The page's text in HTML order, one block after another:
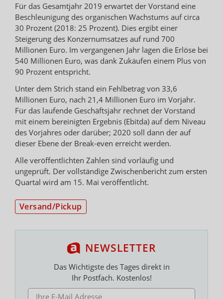
Für das Gesamtjahr 2019 erwartet der Vorstand eine
Beschleunigung des organischen Wachstums auf circa
30 Prozent (2018: 25 Prozent). Dies ergibt einer
Steigerung des Konzernumsatzes auf rund 700
Millionen Euro. Im vergangenen Jahr lagen die Erlöse bei
540 Millionen Euro, was dank Zukäufen einem Plus von
90 Prozent entspricht.
Unter dem Strich stand ein Fehlbetrag von 33,6
Millionen Euro, nach 21,4 Millionen Euro im Vorjahr.
Für das laufende Geschäftsjahr rechnet der Vorstand
mit einem bereinigten Ergebnis (Ebitda) auf dem Niveau
des Vorjahres oder darüber; 2020 soll dann der auf
dieser Ebene der Break-even erreicht werden.
Alle veröffentlichten Zahlen sind vorläufig und
ungeprüft. Der vollständige Zwischenbericht zum ersten
Quartal wird am 15. Mai veröffentlicht.
Versand/Pickup
NEWSLETTER
Das Wichtigste des Tages direkt in
Ihr Postfach. Kostenlos!
E-MAIL ADRESSE